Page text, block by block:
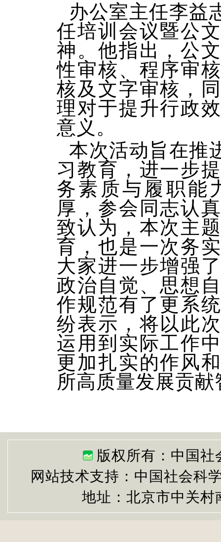
办公室主任李益
任培训会议暨公
神。他指出，公
性审核、程序审
核及文字审核，
理对于提升行政
意义。
本次活动旨在推
习教育，进一步
务素质与履职能
厚，参会同志认
致认为，本次主
育，也是一次务
大家进一步增强
政治自觉、思想
作规范有了更系
纷表示，将以此
运用到实际工作
更加扎实的作风
所高质量发展贡
版权所有：中国
网站技术支持：中国社会科
地址：北京市中关村